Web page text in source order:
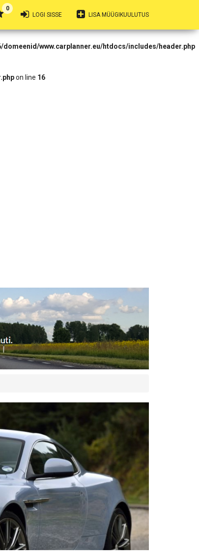
in
domeenid/www.carplanner.eu/htdocs/includes/header.php
on line 16
0
LOGI SISSE
LISA MÜÜGIKUULUTUS